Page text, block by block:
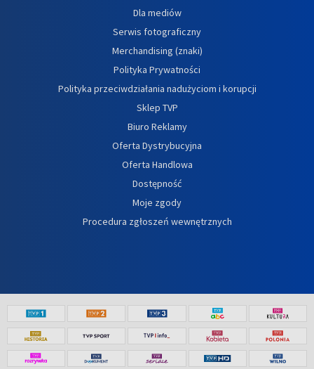
Dla mediów
Serwis fotograficzny
Merchandising (znaki)
Polityka Prywatności
Polityka przeciwdziałania nadużyciom i korupcji
Sklep TVP
Biuro Reklamy
Oferta Dystrybucyjna
Oferta Handlowa
Dostępność
Moje zgody
Procedura zgłoszeń wewnętrznych